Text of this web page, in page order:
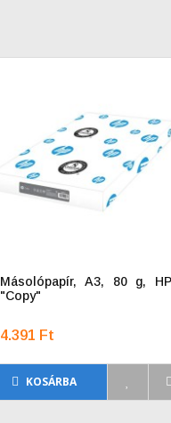
Másolópapír, A3, 80 g, HP
"Copy"
4.391 Ft
KOSÁRBA